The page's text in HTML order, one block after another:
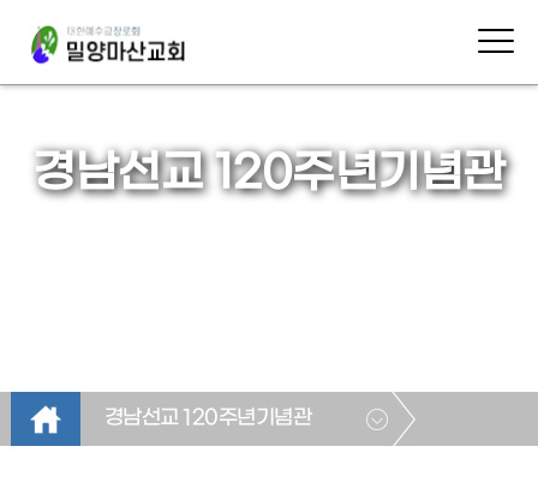
경남선교 120주년기념관
경남선교 120주년기념관